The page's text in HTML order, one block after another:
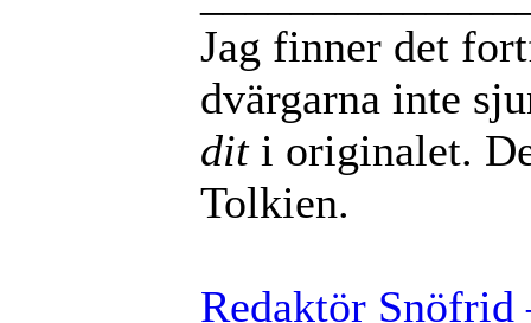
Jag finner det
dvärgarna inte
diti originalet.
Tolkien.
Redaktör